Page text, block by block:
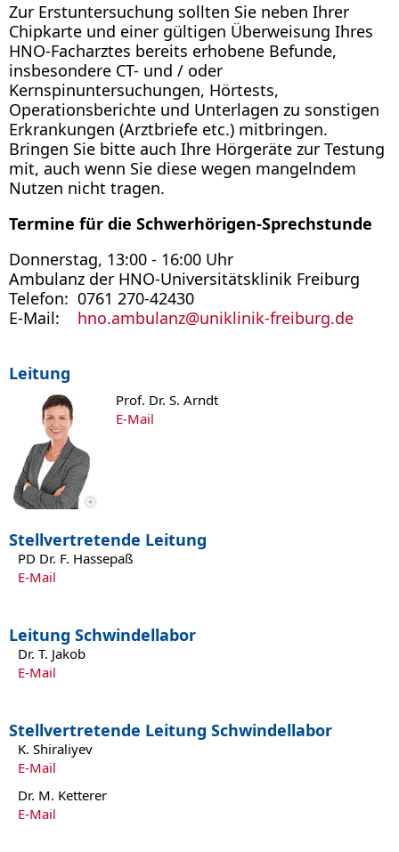
Zur Erstuntersuchung sollten Sie neben Ihrer
Chipkarte und einer gültigen Überweisung Ihres
HNO-Facharztes bereits erhobene Befunde,
insbesondere CT- und / oder
Kernspinuntersuchungen, Hörtests,
Operationsberichte und Unterlagen zu sonstigen
Erkrankungen (Arztbriefe etc.) mitbringen.
Bringen Sie bitte auch Ihre Hörgeräte zur Testung
mit, auch wenn Sie diese wegen mangelndem
Nutzen nicht tragen.
Termine für die Schwerhörigen-Sprechstunde
Donnerstag, 13:00 - 16:00 Uhr
Ambulanz der HNO-Universitätsklinik Freiburg
Telefon: 0761 270-42430
E-Mail: hno.ambulanz@uniklinik-freiburg.de
Leitung
Prof. Dr. S. Arndt
E-Mail
Stellvertretende Leitung
PD Dr. F. Hassepaß
E-Mail
Leitung Schwindellabor
Dr. T. Jakob
E-Mail
Stellvertretende Leitung Schwindellabor
K. Shiraliyev
E-Mail
Dr. M. Ketterer
E-Mail